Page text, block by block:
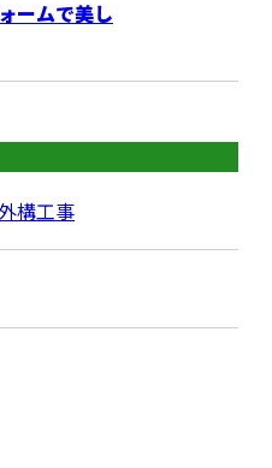
ームで美し
構工事